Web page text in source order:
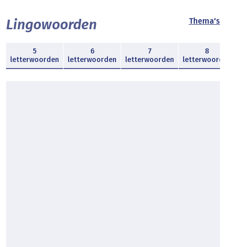
Lingowoorden Thema's
5
letterwoorden
6
letterwoorden
7
letterwoorden
8